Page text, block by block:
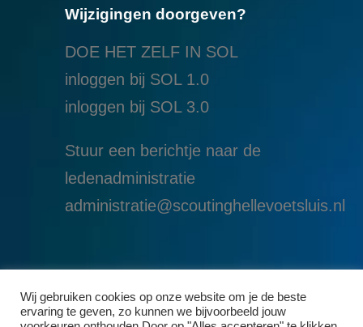
Wijzigingen doorgeven?
DOE HET ZELF IN SOL
inloggen bij SOL 1.0
inloggen bij SOL 3.0
Stuur een berichtje naar de
ledenadministratie
administratie@scoutinghellevoetsluis.nl
Wij gebruiken cookies op onze website om je de beste
ervaring te geven, zo kunnen we bijvoorbeeld jouw